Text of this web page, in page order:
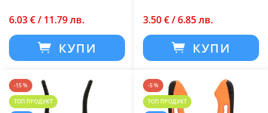
6.03 € / 11.79 лв.
КУПИ
3.50 € / 6.85 лв.
КУПИ
-15 %
ТОП ПРОДУКТ
-5 %
ТОП ПРОДУКТ